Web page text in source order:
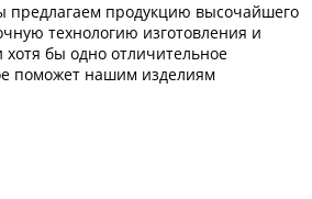
предлагаем продукцию высочайшего
технологию изготовления и
хотя бы одно отличительное
поможет нашим изделиям